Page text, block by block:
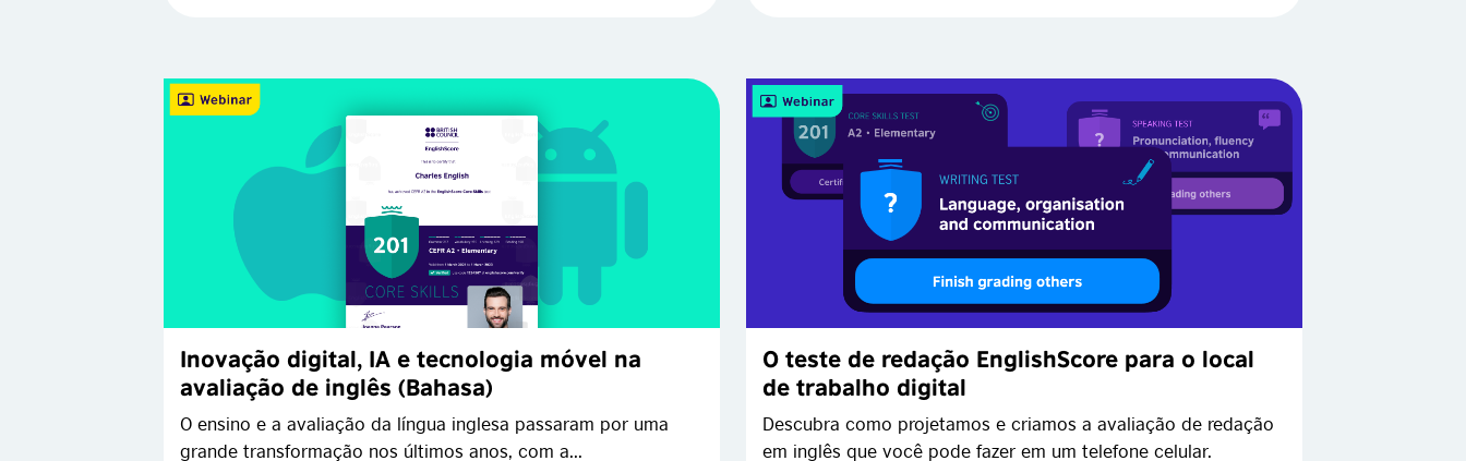
Inovação digital, IA e tecnologia móvel na
avaliação de inglês (Bahasa)
O ensino e a avaliação da língua inglesa passaram por uma
grande transformação nos últimos anos, com a...
O teste de redação EnglishScore para o local
de trabalho digital
Descubra como projetamos e criamos a avaliação de redação
em inglês que você pode fazer em um telefone celular.